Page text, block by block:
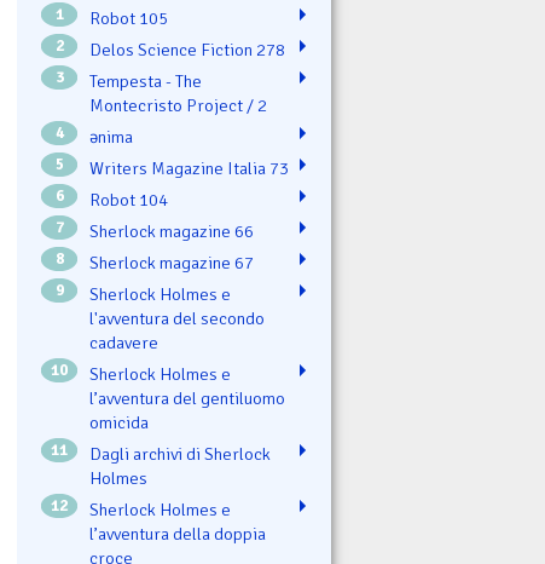
1 Robot 105
2 Delos Science Fiction 278
3
Tempesta - The
Montecristo Project / 2
4 ənima
5 Writers Magazine Italia 73
6 Robot 104
7 Sherlock magazine 66
8 Sherlock magazine 67
9
Sherlock Holmes e
l'avventura del secondo
cadavere
10
Sherlock Holmes e
l’avventura del gentiluomo
omicida
11
Dagli archivi di Sherlock
Holmes
12
Sherlock Holmes e
l’avventura della doppia
croce